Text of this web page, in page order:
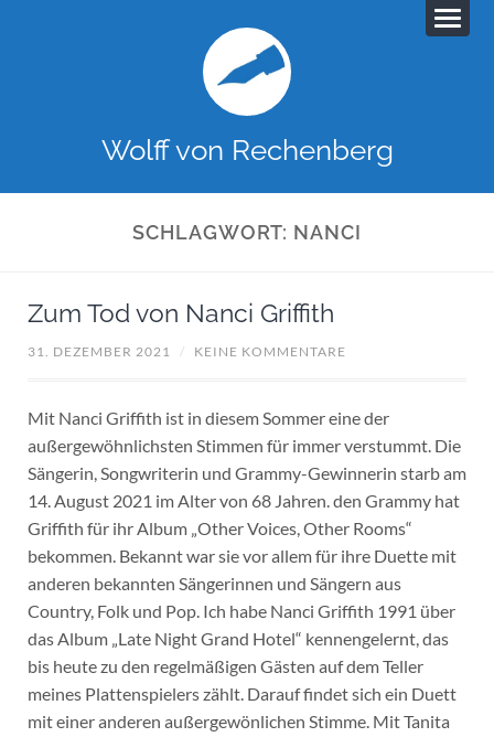
Wolff von Rechenberg
SCHLAGWORT: NANCI
Zum Tod von Nanci Griffith
31. DEZEMBER 2021 / KEINE KOMMENTARE
Mit Nanci Griffith ist in diesem Sommer eine der
außergewöhnlichsten Stimmen für immer verstummt. Die
Sängerin, Songwriterin und Grammy-Gewinnerin starb am
14. August 2021 im Alter von 68 Jahren. den Grammy hat
Griffith für ihr Album „Other Voices, Other Rooms“
bekommen. Bekannt war sie vor allem für ihre Duette mit
anderen bekannten Sängerinnen und Sängern aus
Country, Folk und Pop. Ich habe Nanci Griffith 1991 über
das Album „Late Night Grand Hotel“ kennengelernt, das
bis heute zu den regelmäßigen Gästen auf dem Teller
meines Plattenspielers zählt. Darauf findet sich ein Duett
mit einer anderen außergewönlichen Stimme. Mit Tanita